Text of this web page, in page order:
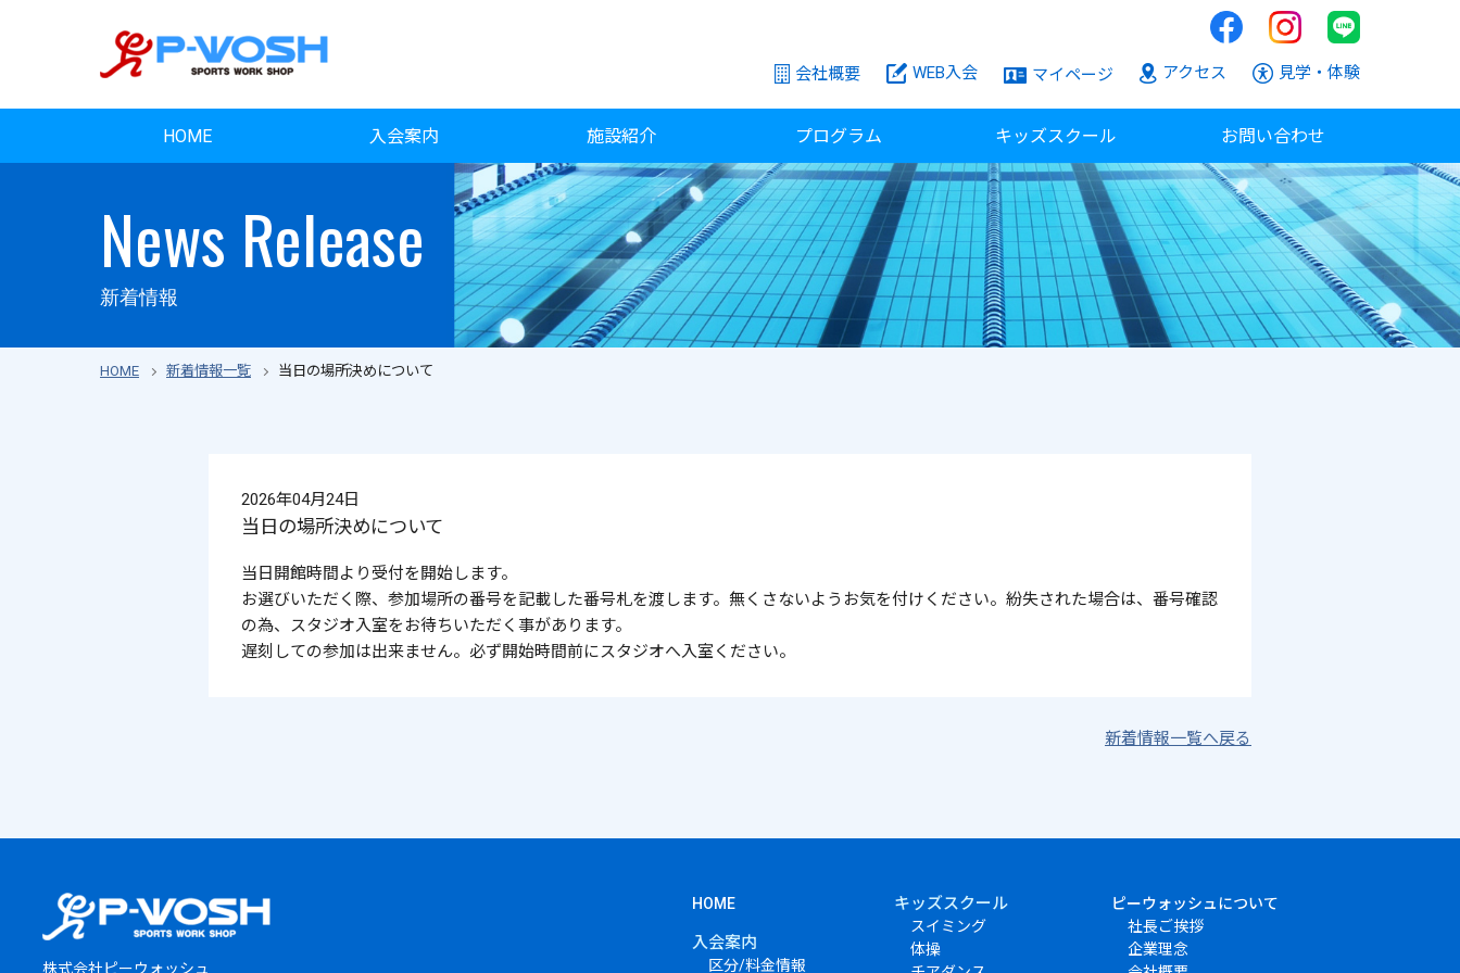
会社概要 WEB入会 マイページ アクセス 見学・体験
HOME 入会案内 施設紹介 プログラム キッズスクール お問い合わせ
News Release
新着情報
HOME 新着情報一覧 当日の場所決めについて
2026年04月24日
当日の場所決めについて
当日開館時間より受付を開始します。
お選びいただく際、参加場所の番号を記載した番号札を渡します。無くさないようお気を付けください。紛失された場合は、番号確認
の為、スタジオ入室をお待ちいただく事があります。
遅刻しての参加は出来ません。必ず開始時間前にスタジオへ入室ください。
新着情報一覧へ戻る
株式会社ピーウォッシュ
HOME
入会案内
区分/料金情報
キッズスクール
スイミング
体操
ピーウォッシュについて
社長ご挨拶
企業理念